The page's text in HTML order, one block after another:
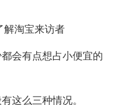
淘宝来访者
会有点想占小便宜的
么三种情况。